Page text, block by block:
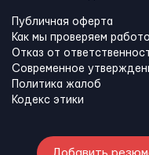
Публичная оферта
Как мы проверяем
Отказ от
Современное
Политика жалоб
Кодекс этики